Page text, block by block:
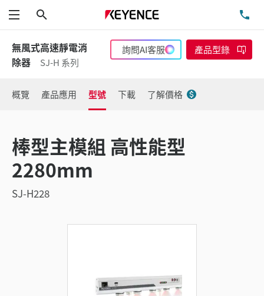
功能表
無風式高速靜電消
除器
SJ-H 系列
詢問AI客服 產品型錄
概覽 產品應用 型號 下載 了解價格
棒型主模組 高性能型
2280mm
SJ-H228